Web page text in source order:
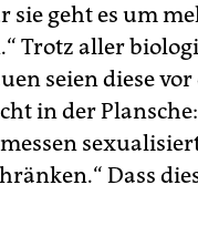
sie geht es um
Trotz aller
seien diese
in der
Dass